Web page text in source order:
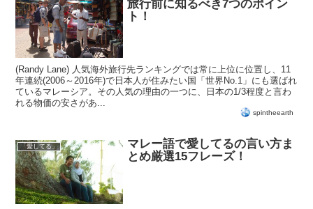
旅行前に知るべき7つのポイン
ト！
(Randy Lane) 人気海外旅行先ランキングでは常に上位に位置し、11
年連続(2006～2016年)で日本人が住みたい国「世界No.1」にも選ばれ
ているマレーシア。その人気の理由の一つに、日本の1/3程度と言わ
れる物価の安さがあ...
spintheearth
「愛してる」
マレー語で愛してるの言い方ま
とめ厳選15フレーズ！